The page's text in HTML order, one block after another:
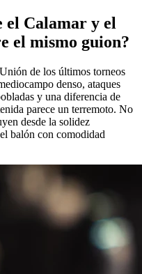
el Calamar y el
el mismo guion?
de los últimos torneos
denso, ataques
y una diferencia de
parece un terremoto. No
desde la solidez
balón con comodidad